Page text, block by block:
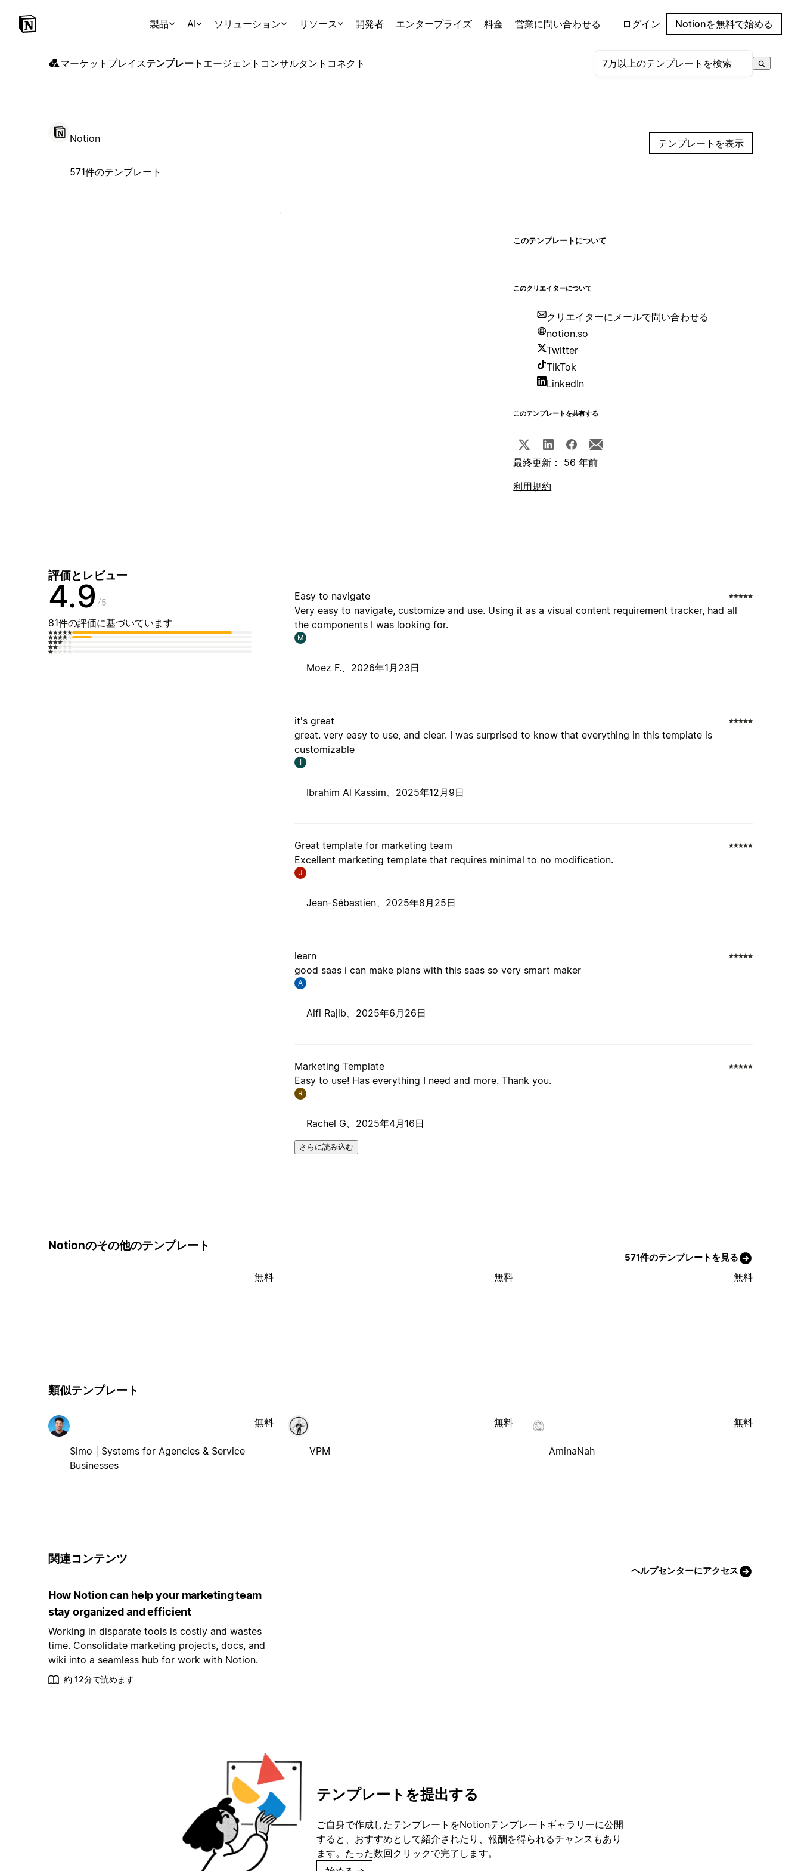
製品 AI ソリューション リソース 開発者 エンタープライズ 料金 営業に問い合わせる ログイン Notionを無料で始める
マーケットプレイステンプレート エージェント コンサルタント コネクト
Notion
571件のテンプレート
テンプレートを表示
このテンプレートについて
このクリエイターについて
クリエイターにメールで問い合わせる
notion.so
Twitter
TikTok
LinkedIn
このテンプレートを共有する
最終更新： 56 年前
利用規約
評価とレビュー
4.9 5
81件の評価に基づいています
Easy to navigate
Very easy to navigate, customize and use. Using it as a visual content requirement tracker, had all
the components I was looking for.
M
Moez F.、 2026年1月23日
it's great
great. very easy to use, and clear. I was surprised to know that everything in this template is
customizable
I
Ibrahim Al Kassim、 2025年12月9日
Great template for marketing team
Excellent marketing template that requires minimal to no modification.
J
Jean-Sébastien、 2025年8月25日
learn
good saas i can make plans with this saas so very smart maker
A
Alfi Rajib、 2025年6月26日
Marketing Template
Easy to use! Has everything I need and more. Thank you.
R
Rachel G、 2025年4月16日
さらに読み込む
Notionのその他のテンプレート
571件のテンプレートを見る
無料 無料 無料
類似テンプレート
Simo | Systems for Agencies & Service
Businesses
無料
VPM
無料
AminaNah
無料
関連コンテンツ
ヘルプセンターにアクセス
How Notion can help your marketing team
stay organized and efficient
Working in disparate tools is costly and wastes
time. Consolidate marketing projects, docs, and
wiki into a seamless hub for work with Notion.
約 12分で読めます
テンプレートを提出する
ご自身で作成したテンプレートをNotionテンプレートギャラリーに公開
すると、おすすめとして紹介されたり、報酬を得られるチャンスもあり
ます。たった数回クリックで完了します。